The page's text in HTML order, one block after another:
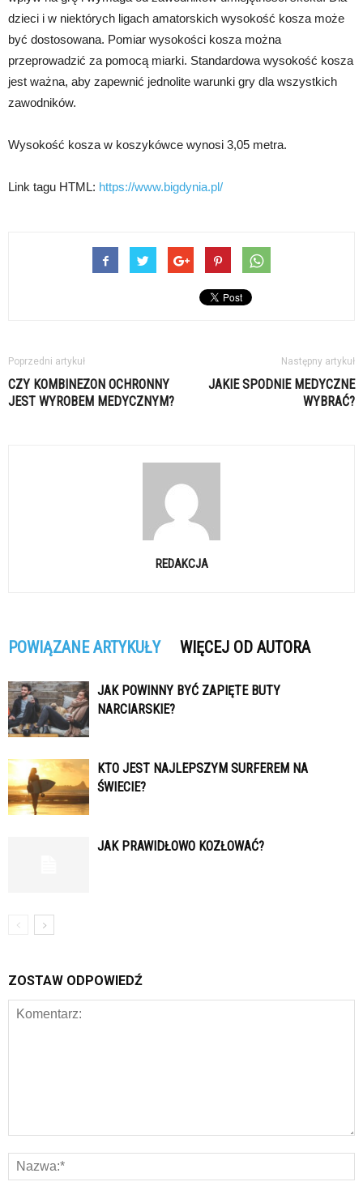
dzieci i w niektórych ligach amatorskich wysokość kosza może
być dostosowana. Pomiar wysokości kosza można
przeprowadzić za pomocą miarki. Standardowa wysokość kosza
jest ważna, aby zapewnić jednolite warunki gry dla wszystkich
zawodników.
Wysokość kosza w koszykówce wynosi 3,05 metra.
Link tagu HTML: https://www.bigdynia.pl/
Poprzedni artykuł
CZY KOMBINEZON OCHRONNY
JEST WYROBEM MEDYCZNYM?
Następny artykuł
JAKIE SPODNIE MEDYCZNE
WYBRAĆ?
REDAKCJA
POWIĄZANE ARTYKUŁY WIĘCEJ OD AUTORA
JAK POWINNY BYĆ ZAPIĘTE BUTY
NARCIARSKIE?
KTO JEST NAJLEPSZYM SURFEREM NA
ŚWIECIE?
JAK PRAWIDŁOWO KOZŁOWAĆ?
ZOSTAW ODPOWIEDŹ